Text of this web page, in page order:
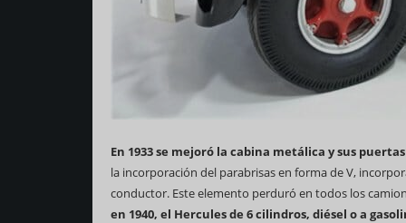
En 1933 se mejoró la cabina metálica y sus
la incorporación del parabrisas en forma de V,
conductor. Este elemento perduró en todos los
en 1940, el Hercules de 6 cilindros, diésel o a